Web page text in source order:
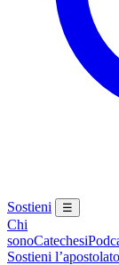
Sostieni ☰
Chi
sonoCatechesi
Sostieni l’apostolato